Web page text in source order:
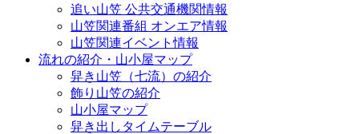
追い山笠 公共交通機関情報
山笠関連番組 オンエア情報
山笠関連イベント情報
流れの紹介・山小屋マップ
舁き山笠（七流）の紹介
飾り山笠の紹介
山小屋マップ
舁き出しタイムテーブル